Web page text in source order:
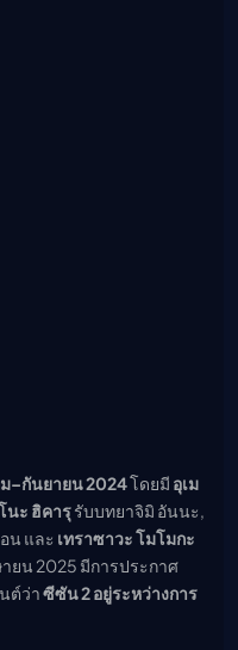
–กันยายน 2024โดยมี อุเม
นะ ฮิคารุรับบทยาจิมิ อันนะ,
น และ เทราซาวะ โมโมกะ
ยน 2025 มีการประกาศ
ต์ว่าซีซัน 2 อยู่ระหว่างการ